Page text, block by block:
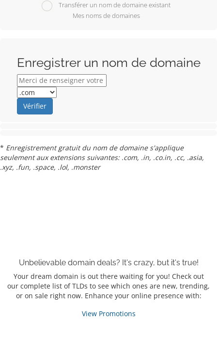
Transférer un nom de domaine existant
Mes noms de domaines
Enregistrer un nom de domaine
Vérifier
* Enregistrement gratuit du nom de domaine s'applique
seulement aux extensions suivantes: .com, .in, .co.in, .cc, .asia,
.xyz, .fun, .space, .lol, .monster
Unbelievable domain deals? It's crazy, but it's true!
Your dream domain is out there waiting for you! Check out
our complete list of TLDs to see which ones are new, trending,
or on sale right now. Enhance your online presence with:
View Promotions